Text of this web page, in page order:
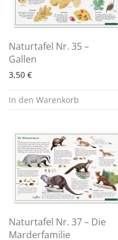
Naturtafel Nr. 35 –
Gallen
3,50 €
In den Warenkorb
Naturtafel Nr. 37 – Die
Marderfamilie